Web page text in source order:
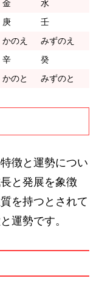
金
水
庚
壬
かのえ
みずのえ
辛
癸
かのと みずのと
徴と運勢につい
と発展を象徴
を持つとされて
運勢です。